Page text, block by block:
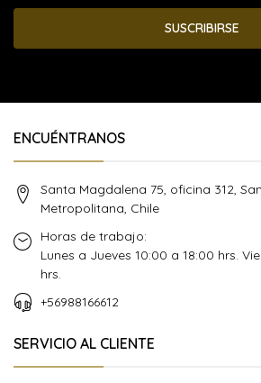
SUSCRIBIRSE
ENCUÉNTRANOS
Santa Magdalena 75, oficina 312,
Metropolitana, Chile
Horas de trabajo:
Lunes a Jueves 10:00 a 18:00 hrs.
hrs.
+56988166612
SERVICIO AL CLIENTE